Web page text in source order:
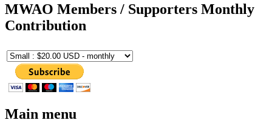
MWAO Members / Supporters Monthly
Contribution
Main menu